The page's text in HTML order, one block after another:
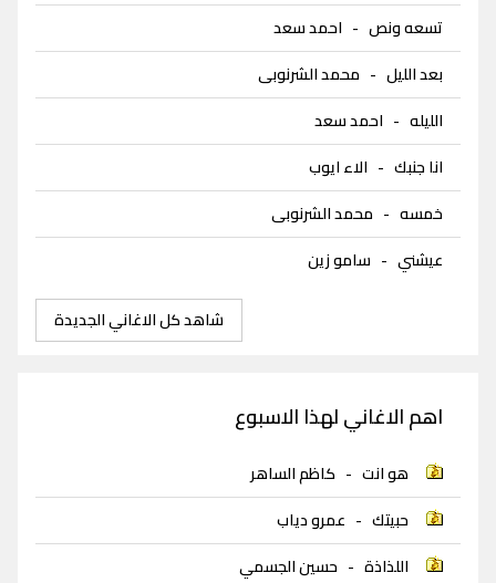
تسعه ونص - احمد سعد
بعد الليل - محمد الشرنوبى
الليله - احمد سعد
انا جنبك - الاء ايوب
خمسه - محمد الشرنوبى
عيشني - سامو زين
شاهد كل الاغاني الجديدة
اهم الاغاني لهذا الاسبوع
هو انت - كاظم الساهر
حبيتك - عمرو دياب
اللذاذة - حسين الجسمي